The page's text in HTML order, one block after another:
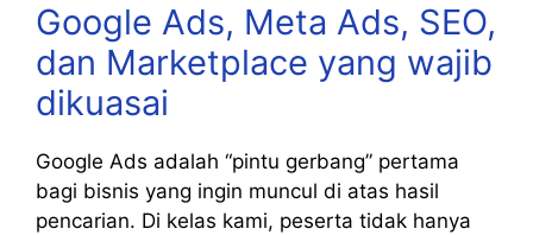
Google Ads, Meta Ads, SEO,
dan Marketplace yang wajib
dikuasai
Google Ads adalah “pintu gerbang” pertama
bagi bisnis yang ingin muncul di atas hasil
pencarian. Di kelas kami, peserta tidak hanya